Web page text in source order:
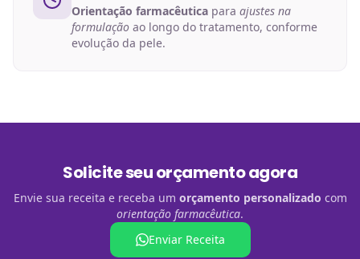
Orientação farmacêutica para ajustes na
formulação ao longo do tratamento, conforme
evolução da pele.
Solicite seu orçamento agora
Envie sua receita e receba um orçamento personalizado com
orientação farmacêutica.
Enviar Receita